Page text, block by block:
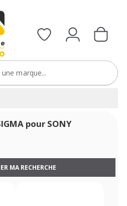
pour SONY
MA RECHERCHE